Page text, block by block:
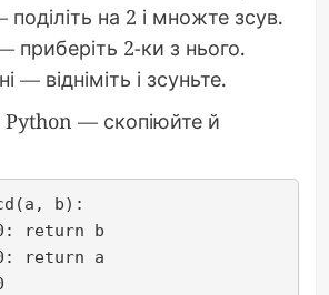
на 2 і множте зсув.
2-ки з нього.
— відніміть і зсуньте.
— скопіюйте й
b):
return b
return a